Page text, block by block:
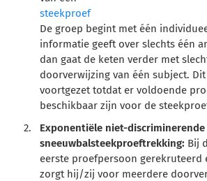
steekproef
De groep begint met één
informatie geeft over slechts één
dan gaat de keten verder met
doorverwijzing van één subject.
voortgezet totdat er voldoende
beschikbaar zijn voor de
Exponentiële niet-discriminerende
sneeuwbalsteekproeftrekking: Bij
eerste proefpersoon gerekruteerd
zorgt hij/zij voor meerdere